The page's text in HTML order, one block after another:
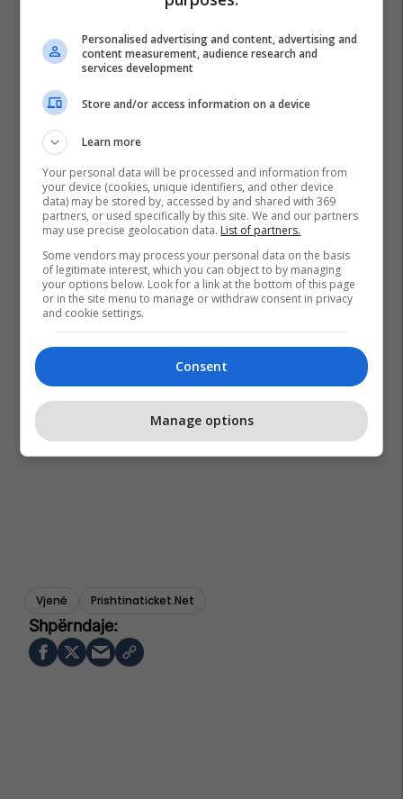
Vjenë Prishtinaticket.net
Personalised advertising and content, advertising and
content measurement, audience research and
services development
Store and/or access information on a device
Learn more
Your personal data will be processed and information from
your device (cookies, unique identifiers, and other device
data) may be stored by, accessed by and shared with 369
partners, or used specifically by this site. We and our partners
may use precise geolocation data. List of partners.
Some vendors may process your personal data on the basis
of legitimate interest, which you can object to by managing
your options below. Look for a link at the bottom of this page
or in the site menu to manage or withdraw consent in privacy
and cookie settings.
Consent
Manage options